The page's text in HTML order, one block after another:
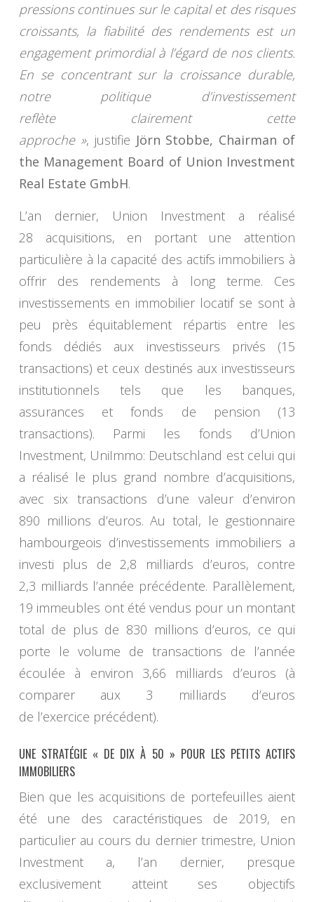
pressions continues sur le capital et des risques
croissants, la fiabilité des rendements est un
engagement primordial à l’égard de nos clients.
En se concentrant sur la croissance durable,
notre politique d’investissement
reflète clairement cette
approche », justifie Jörn Stobbe, Chairman of
the Management Board of Union Investment
Real Estate GmbH.
L’an dernier, Union Investment a réalisé
28 acquisitions, en portant une attention
particulière à la capacité des actifs immobiliers à
offrir des rendements à long terme. Ces
investissements en immobilier locatif se sont à
peu près équitablement répartis entre les
fonds dédiés aux investisseurs privés (15
transactions) et ceux destinés aux investisseurs
institutionnels tels que les banques,
assurances et fonds de pension (13
transactions). Parmi les fonds d’Union
Investment, UniImmo: Deutschland est celui qui
a réalisé le plus grand nombre d’acquisitions,
avec six transactions d’une valeur d’environ
890 millions d’euros. Au total, le gestionnaire
hambourgeois d’investissements immobiliers a
investi plus de 2,8 milliards d’euros, contre
2,3 milliards l’année précédente. Parallèlement,
19 immeubles ont été vendus pour un montant
total de plus de 830 millions d’euros, ce qui
porte le volume de transactions de l’année
écoulée à environ 3,66 milliards d’euros (à
comparer aux 3 milliards d’euros
de l’exercice précédent).
UNE STRATÉGIE « DE DIX À 50 » POUR LES PETITS ACTIFS
IMMOBILIERS
Bien que les acquisitions de portefeuilles aient
été une des caractéristiques de 2019, en
particulier au cours du dernier trimestre, Union
Investment a, l’an dernier, presque
exclusivement atteint ses objectifs